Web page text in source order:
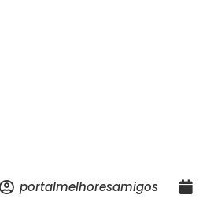
portalmelhoresamigos